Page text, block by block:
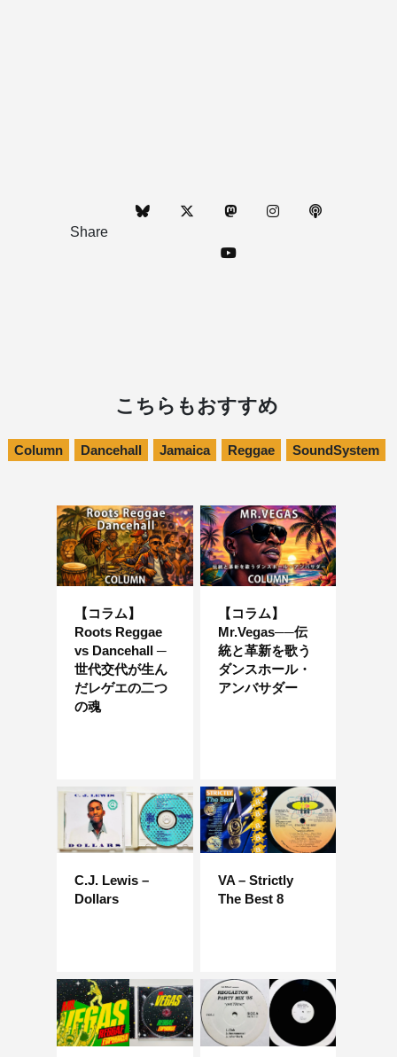
Share
こちらもおすすめ
Column Dancehall Jamaica Reggae SoundSystem
【コラム】
Roots Reggae
vs Dancehall ─
世代交代が生ん
だレゲエの二つ
の魂
【コラム】
Mr.Vegas──伝
統と革新を歌う
ダンスホール・
アンバサダー
C.J. Lewis –
Dollars
VA – Strictly
The Best 8